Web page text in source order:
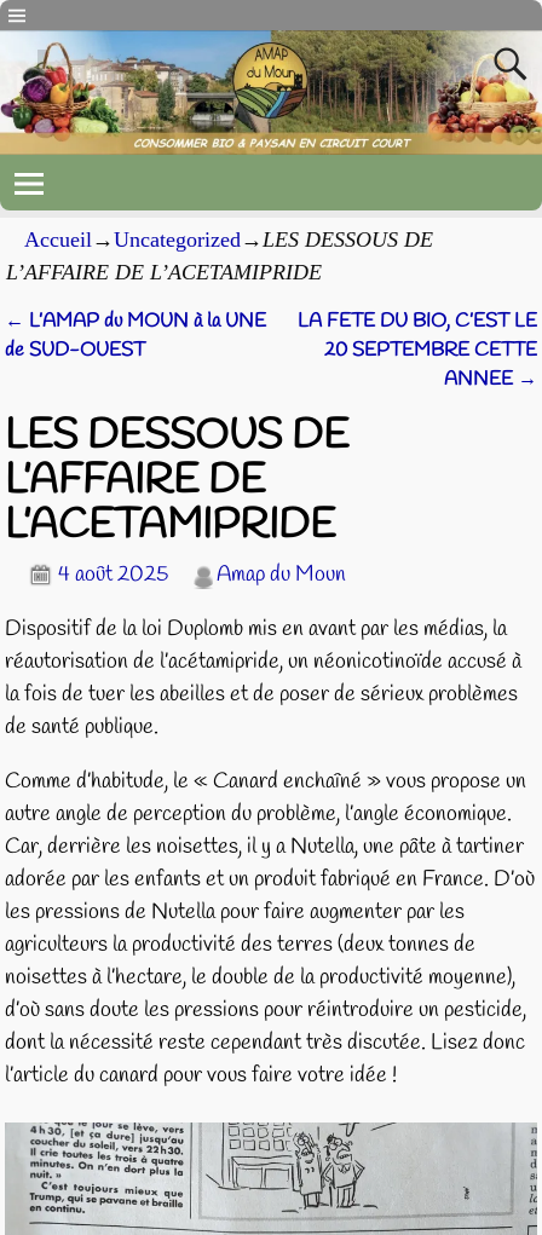
Accueil→Uncategorized→LES DESSOUS DE
L’AFFAIRE DE L’ACETAMIPRIDE
Navigation des articles
← L’AMAP du MOUN à la UNE
de SUD-OUEST
LA FETE DU BIO, C’EST LE
20 SEPTEMBRE CETTE
ANNEE →
LES DESSOUS DE
L’AFFAIRE DE
L’ACETAMIPRIDE
4 août 2025
Amap du Moun
Dispositif de la loi Duplomb mis en avant par les médias, la
réautorisation de l’acétamipride, un néonicotinoïde accusé à
la fois de tuer les abeilles et de poser de sérieux problèmes
de santé publique.
Comme d’habitude, le « Canard enchaîné » vous propose un
autre angle de perception du problème, l’angle économique.
Car, derrière les noisettes, il y a Nutella, une pâte à tartiner
adorée par les enfants et un produit fabriqué en France. D’où
les pressions de Nutella pour faire augmenter par les
agriculteurs la productivité des terres (deux tonnes de
noisettes à l’hectare, le double de la productivité moyenne),
d’où sans doute les pressions pour réintroduire un pesticide,
dont la nécessité reste cependant très discutée. Lisez donc
l’article du canard pour vous faire votre idée !